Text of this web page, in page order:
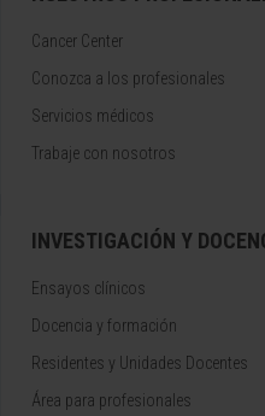
Cancer Center
Conozca a los profesionales
Servicios médicos
Trabaje con nosotros
INVESTIGACIÓN Y
Ensayos clínicos
Docencia y formación
Residentes y Unidades Docentes
Área para profesionales